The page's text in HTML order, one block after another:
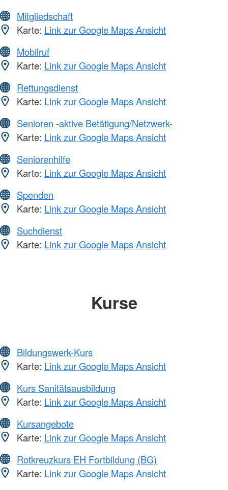
Mitgliedschaft
Karte: Link zur Google Maps Ansicht
Mobilruf
Karte: Link zur Google Maps Ansicht
Rettungsdienst
Karte: Link zur Google Maps Ansicht
Senioren -aktive Betätigung/Netzwerk-
Karte: Link zur Google Maps Ansicht
Seniorenhilfe
Karte: Link zur Google Maps Ansicht
Spenden
Karte: Link zur Google Maps Ansicht
Suchdienst
Karte: Link zur Google Maps Ansicht
Kurse
Bildungswerk-Kurs
Karte: Link zur Google Maps Ansicht
Kurs Sanitätsausbildung
Karte: Link zur Google Maps Ansicht
Kursangebote
Karte: Link zur Google Maps Ansicht
Rotkreuzkurs EH Fortbildung (BG)
Karte: Link zur Google Maps Ansicht